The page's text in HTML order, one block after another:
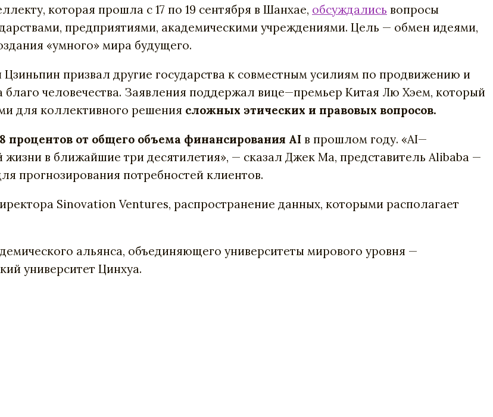
, которая прошла с 17 по 19 сентября в Шанхае, обсуждались вопросы
, предприятиями, академическими учреждениями. Цель — обмен идеями,
«умного» мира будущего.
Цзиньпин призвал другие государства к совместным усилиям по продвижению и
благо человечества. Заявления поддержал вице—премьер Китая Лю Хэем, который
для коллективного решения сложных этических и правовых вопросов.
процентов от общего объема финансирования AI в прошлом году. «AI—
жизни в ближайшие три десятилетия», — сказал Джек Ма, представитель Alibaba —
прогнозирования потребностей клиентов.
Sinovation Ventures, распространение данных, которыми располагает
альянса, объединяющего университеты мирового уровня —
университет Цинхуа.